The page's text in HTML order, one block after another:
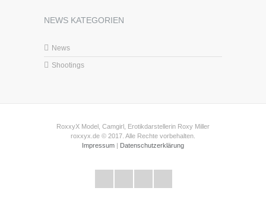
NEWS KATEGORIEN
News
Shootings
RoxxyX Model, Camgirl, Erotikdarstellerin Roxy Miller
roxxyx.de © 2017. Alle Rechte vorbehalten.
Impressum | Datenschutzerklärung